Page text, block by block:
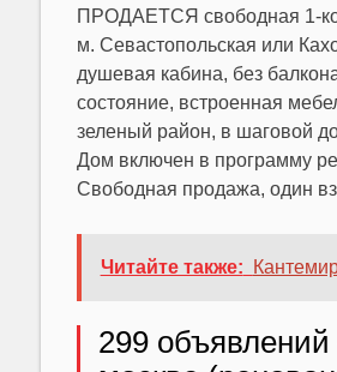
ПРОДАЕТСЯ свободная 1-
м. Севастопольская или
душевая кабина, без
состояние, встроенная
зеленый район, в шаговой
Дом включен в программу
Свободная продажа, один
Читайте также:
299 объявлений